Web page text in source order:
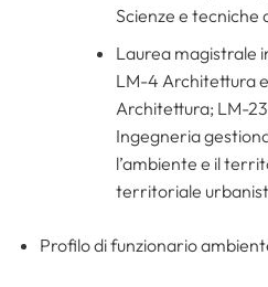
Scienze e tecniche
Laurea magistrale
LM-4 Architettura
Architettura; LM-
Ingegneria
l’ambiente e il
territoriale
Profilo di funzionario